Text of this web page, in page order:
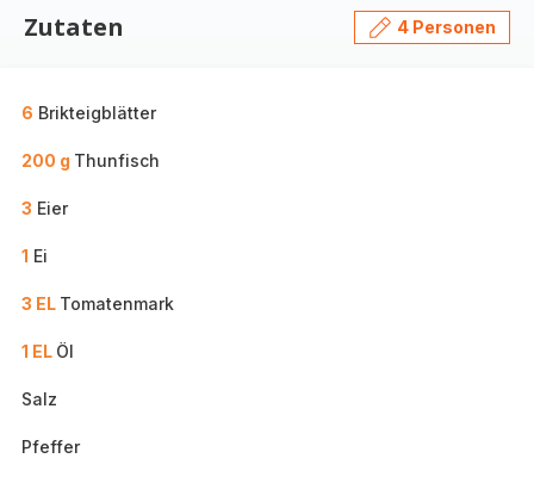
Zutaten 4 Personen
6 Brikteigblätter
200 g Thunfisch
3 Eier
1 Ei
3 EL Tomatenmark
1 EL Öl
Salz
Pfeffer